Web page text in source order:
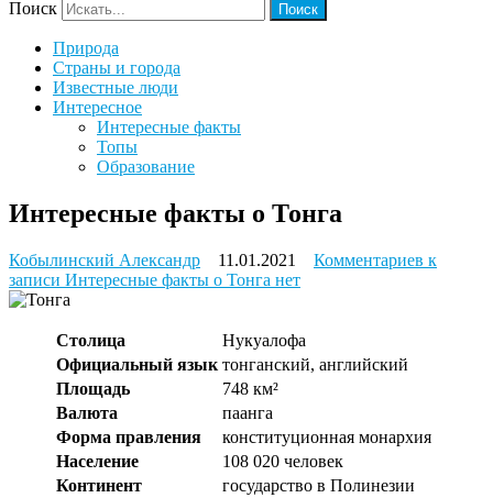
Поиск
Природа
Страны и города
Известные люди
Интересное
Интересные факты
Топы
Образование
Интересные факты о Тонга
Кобылинский Александр 11.01.2021 Комментариев к
записи Интересные факты о Тонга нет
Столица
Нукуалофа
Официальный язык тонганский, английский
Площадь
748 км²
Валюта
паанга
Форма правления
конституционная монархия
Население
108 020 человек
Континент
государство в Полинезии